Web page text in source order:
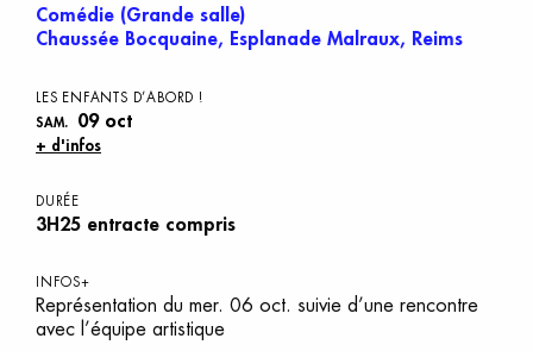
Comédie (Grande salle)
Chaussée Bocquaine, Esplanade Malraux, Reims
ES E NFANTS D’ABORD !
SAM.
09 oct
+ d'infos
DURÉE
3H25 entracte compris
INFOS+
Représentation du mer. 06 oct. suivie d’une rencontre
avec l’équipe artistique